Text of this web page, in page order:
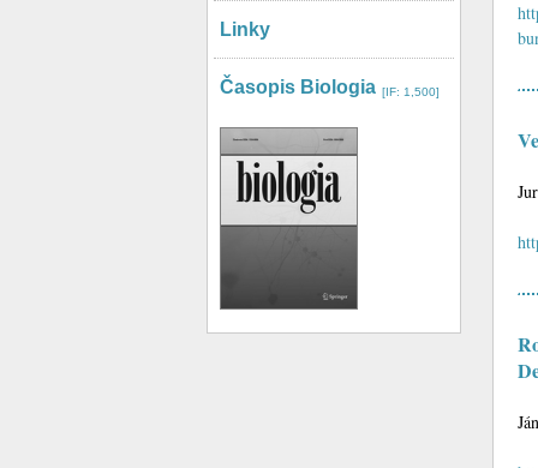
Linky
Časopis Biologia [IF: 1,500]